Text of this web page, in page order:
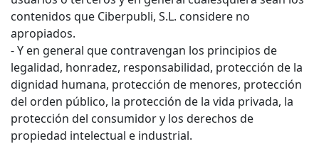
contenidos que Ciberpubli, S.L. considere no
apropiados.
- Y en general que contravengan los principios de
legalidad, honradez, responsabilidad, protección de la
dignidad humana, protección de menores, protección
del orden público, la protección de la vida privada, la
protección del consumidor y los derechos de
propiedad intelectual e industrial.